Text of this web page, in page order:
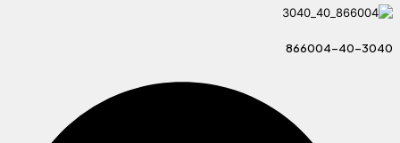
866004-40-3040